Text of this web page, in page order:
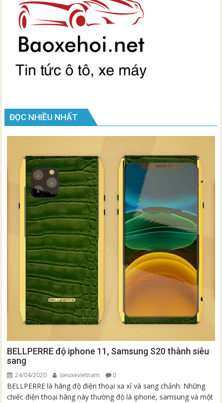
ĐỌC NHIỀU NHẤT
BELLPERRE độ iphone 11, Samsung S20 thành siêu
sang
24/04/2020 sieuxevietnam 0
BELLPERRE là hãng độ điện thoại xa xỉ và sang chảnh. Những
chiếc điện thoại hãng này thường độ là iphone, samsung và một